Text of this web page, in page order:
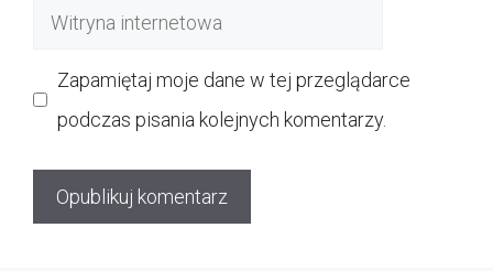
Witryna
Zapamiętaj moje dane w tej przeglądarce
podczas pisania kolejnych komentarzy.